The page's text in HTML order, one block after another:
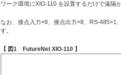
ワーク環境にXIO-110 を設置するだけで遠隔
なお、接点入力×8、接点出力×8、RS-485×1
す。
【 図1 FutureNet XIO-110 】